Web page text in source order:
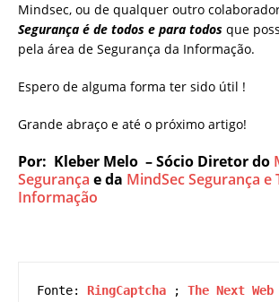
Mindsec, ou de qualquer outro
Segurança é de todos e para todos que
pela área de Segurança da Informação.
Espero de alguma forma ter sido útil !
Grande abraço e até o próximo artigo!
Por: Kleber Melo – Sócio Diretor do
Segurança e da MindSec Segurança e
Informação
Fonte: RingCaptcha ; The Next Web